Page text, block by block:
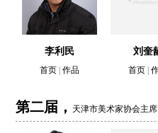
李利民
首页 | 作品
刘奎
首页 |
第二届， 天津市美术家协会主